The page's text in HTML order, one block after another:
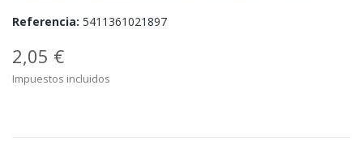
Referencia: 5411361021897
2,05 €
Impuestos incluidos